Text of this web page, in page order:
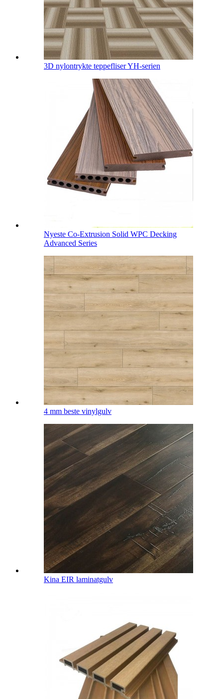
3D nylontrykte teppefliser YH-serien
Nyeste Co-Extrusion Solid WPC Decking
Advanced Series
4 mm beste vinylgulv
Kina EIR laminatgulv